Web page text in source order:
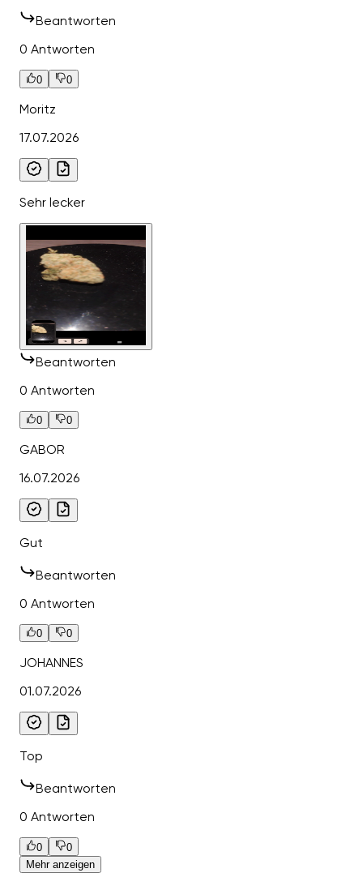
Beantworten
0 Antworten
0 0
Moritz
17.07.2026
Sehr lecker
Beantworten
0 Antworten
0 0
GABOR
16.07.2026
Gut
Beantworten
0 Antworten
0 0
JOHANNES
01.07.2026
Top
Beantworten
0 Antworten
0
0
Mehr anzeigen